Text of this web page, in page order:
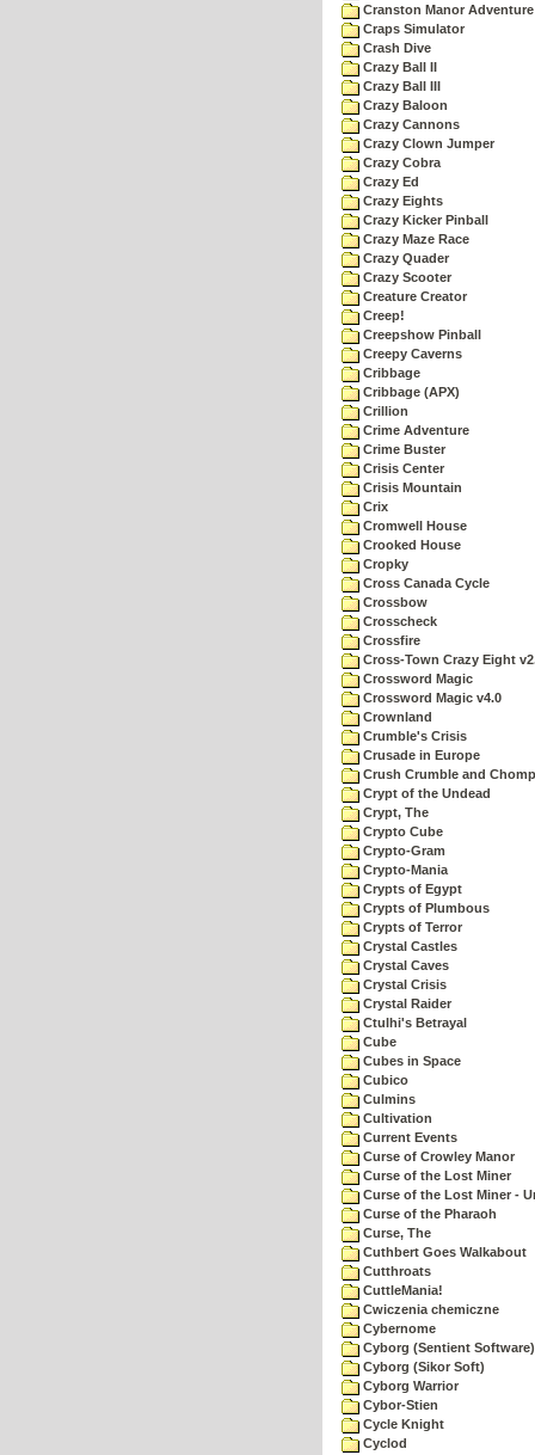
Cranston Manor Adventure
Craps Simulator
Crash Dive
Crazy Ball II
Crazy Ball III
Crazy Baloon
Crazy Cannons
Crazy Clown Jumper
Crazy Cobra
Crazy Ed
Crazy Eights
Crazy Kicker Pinball
Crazy Maze Race
Crazy Quader
Crazy Scooter
Creature Creator
Creep!
Creepshow Pinball
Creepy Caverns
Cribbage
Cribbage (APX)
Crillion
Crime Adventure
Crime Buster
Crisis Center
Crisis Mountain
Crix
Cromwell House
Crooked House
Cropky
Cross Canada Cycle
Crossbow
Crosscheck
Crossfire
Cross-Town Crazy Eight
Crossword Magic
Crossword Magic v4.0
Crownland
Crumble's Crisis
Crusade in Europe
Crush Crumble and Chomp
Crypt of the Undead
Crypt, The
Crypto Cube
Crypto-Gram
Crypto-Mania
Crypts of Egypt
Crypts of Plumbous
Crypts of Terror
Crystal Castles
Crystal Caves
Crystal Crisis
Crystal Raider
Ctulhi's Betrayal
Cube
Cubes in Space
Cubico
Culmins
Cultivation
Current Events
Curse of Crowley Manor
Curse of the Lost Miner
Curse of the Lost Miner -
Curse of the Pharaoh
Curse, The
Cuthbert Goes Walkabout
Cutthroats
CuttleMania!
Cwiczenia chemiczne
Cybernome
Cyborg (Sentient Software)
Cyborg (Sikor Soft)
Cyborg Warrior
Cybor-Stien
Cycle Knight
Cyclod